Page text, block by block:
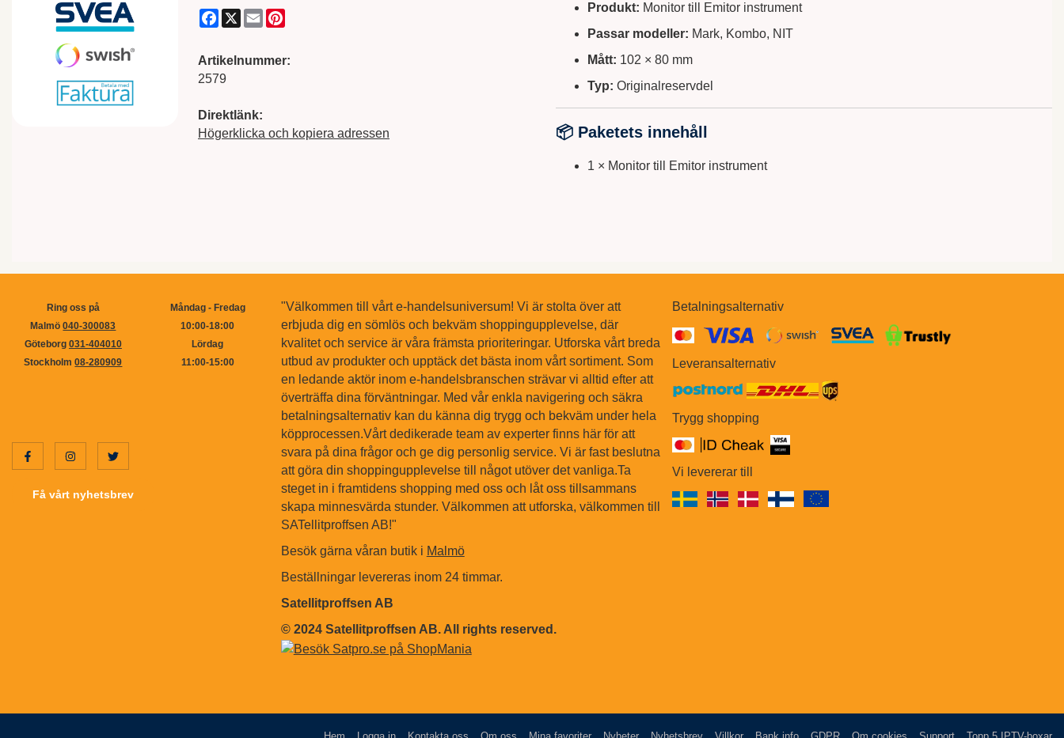
Produkt: Monitor till Emitor instrument
Passar modeller: Mark, Kombo, NIT
Mått: 102 × 80 mm
Typ: Originalreservdel
📦 Paketets innehåll
1 × Monitor till Emitor instrument
Facebook
X Email
Artikelnummer:
2579
Direktlänk:
Högerklicka och kopiera adressen
Ring oss på
Malmö040-300083
Göteborg 031-404010
Stockholm08-280909
Måndag - Fredag
10:00-18:00
Lördag
11:00-15:00
Få vårt nyhetsbrev
"Välkommen till vårt e-handelsuniversum! Vi är stolta över att
erbjuda dig en sömlös och bekväm shoppingupplevelse, där
kvalitet och service är våra främsta prioriteringar. Utforska vårt breda
utbud av produkter och upptäck det bästa inom vårt sortiment. Som
en ledande aktör inom e-handelsbranschen strävar vi alltid efter att
överträffa dina förväntningar. Med vår enkla navigering och säkra
betalningsalternativ kan du känna dig trygg och bekväm under hela
köpprocessen.Vårt dedikerade team av experter finns här för att
svara på dina frågor och ge dig personlig service. Vi är fast beslutna
att göra din shoppingupplevelse till något utöver det vanliga.Ta
steget in i framtidens shopping med oss och låt oss tillsammans
skapa minnesvärda stunder. Välkommen att utforska, välkommen till
SATellitproffsen AB!"
Besök gärna våran butik i Malmö
Beställningar levereras inom 24 timmar.
Satellitproffsen AB
© 2024 Satellitproffsen AB. All rights reserved.
Betalningsalternativ
Leveransalternativ
Trygg shopping
Vi levererar till